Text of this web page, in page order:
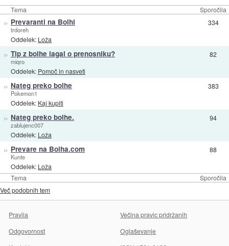
Tema Sporočila
Tema Sporočila
» Prevaranti na Bolhi
trdoreh
Oddelek: Loža
334
» Tip z bolhe lagal o prenosniku?
miqro
Oddelek: Pomoč in nasveti
82
» Nateg preko bolhe
Pokemon1
Oddelek: Kaj kupiti
383
» Nateg preko bolhe.
zablujenc007
Oddelek: Loža
94
» Prevare na Bolha.com
Kunte
Oddelek: Loža
88
Več podobnih tem
Pravila
Večina pravic pridržanih
Odgovornost
Oglaševanje